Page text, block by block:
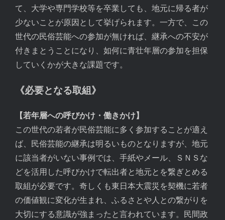
て、大学や専門学校等を卒業しても、地元に帰る者が
少ないことが原因として挙げられます。一方で、この
世代の民俗芸能への参加が無ければ、継承への不安が
付きまとうことになり、如何に青壮年層の参加を担保
していくかが大きな課題です。
《必要となる取組》
【若年層への呼びかけ・働きかけ】
この世代の若者が民俗芸能に多く参加することが適え
ば、民俗芸能の継承は明るいものとなりますが、地元
に該当者がいない事例では、手紙やメール、ＳＮＳな
どを活用した呼びかけで転出者と地元とを繋ぎとめる
取組が必要です。奇しくも東日本大震災を契機に若者
の価値観に変化が生まれ、ふるさとや人との繋がりを
大切にする意識が強まったと言われています。民間政